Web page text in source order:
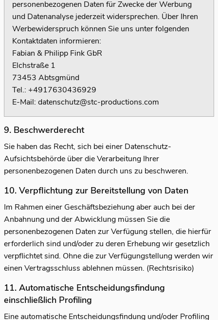
personenbezogenen Daten für Zwecke der Werbung
und Datenanalyse jederzeit widersprechen. Über Ihren
Werbewiderspruch können Sie uns unter folgenden
Kontaktdaten informieren:
Fabian & Philipp Fink GbR
Elchstraße 1
73453 Abtsgmünd
Tel.: +4917630436929
E-Mail: datenschutz@stc-productions.com
9. Beschwerderecht
Sie haben das Recht, sich bei einer Datenschutz-
Aufsichtsbehörde über die Verarbeitung Ihrer
personenbezogenen Daten durch uns zu beschweren.
10. Verpflichtung zur Bereitstellung von Daten
Im Rahmen einer Geschäftsbeziehung aber auch bei der
Anbahnung und der Abwicklung müssen Sie die
personenbezogenen Daten zur Verfügung stellen, die hierfür
erforderlich sind und/oder zu deren Erhebung wir gesetzlich
verpflichtet sind. Ohne die zur Verfügungstellung werden wir
einen Vertragsschluss ablehnen müssen. (Rechtsrisiko)
11. Automatische Entscheidungsfindung
einschließlich Profiling
Eine automatische Entscheidungsfindung und/oder Profiling